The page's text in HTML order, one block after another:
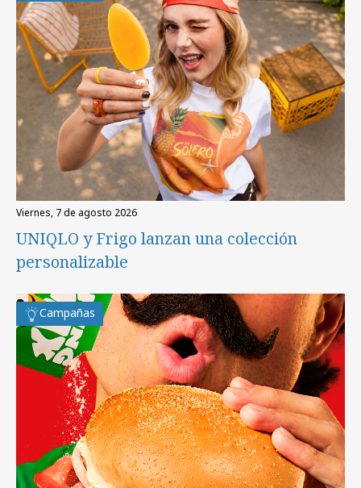
viernes, 7 de agosto 2026
UNIQLO y Frigo lanzan una colección
personalizable
Campañas